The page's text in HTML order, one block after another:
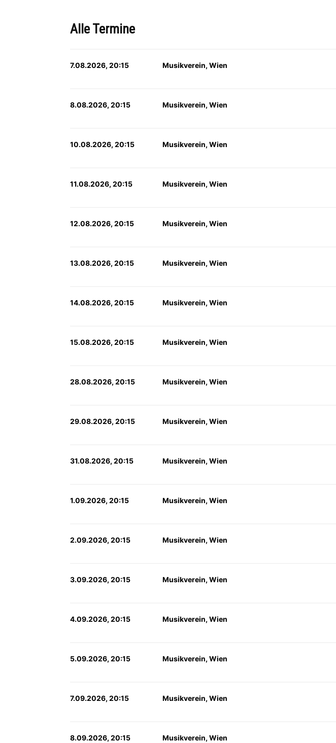
Alle Termine
7.08.2026, 20:15 Musikverein, Wien
8.08.2026, 20:15 Musikverein, Wien
10.08.2026, 20:15 Musikverein, Wien
11.08.2026, 20:15 Musikverein, Wien
12.08.2026, 20:15 Musikverein, Wien
13.08.2026, 20:15 Musikverein, Wien
14.08.2026, 20:15 Musikverein, Wien
15.08.2026, 20:15 Musikverein, Wien
28.08.2026, 20:15 Musikverein, Wien
29.08.2026, 20:15 Musikverein, Wien
31.08.2026, 20:15 Musikverein, Wien
1.09.2026, 20:15 Musikverein, Wien
2.09.2026, 20:15 Musikverein, Wien
3.09.2026, 20:15 Musikverein, Wien
4.09.2026, 20:15 Musikverein, Wien
5.09.2026, 20:15 Musikverein, Wien
7.09.2026, 20:15 Musikverein, Wien
8.09.2026, 20:15 Musikverein, Wien